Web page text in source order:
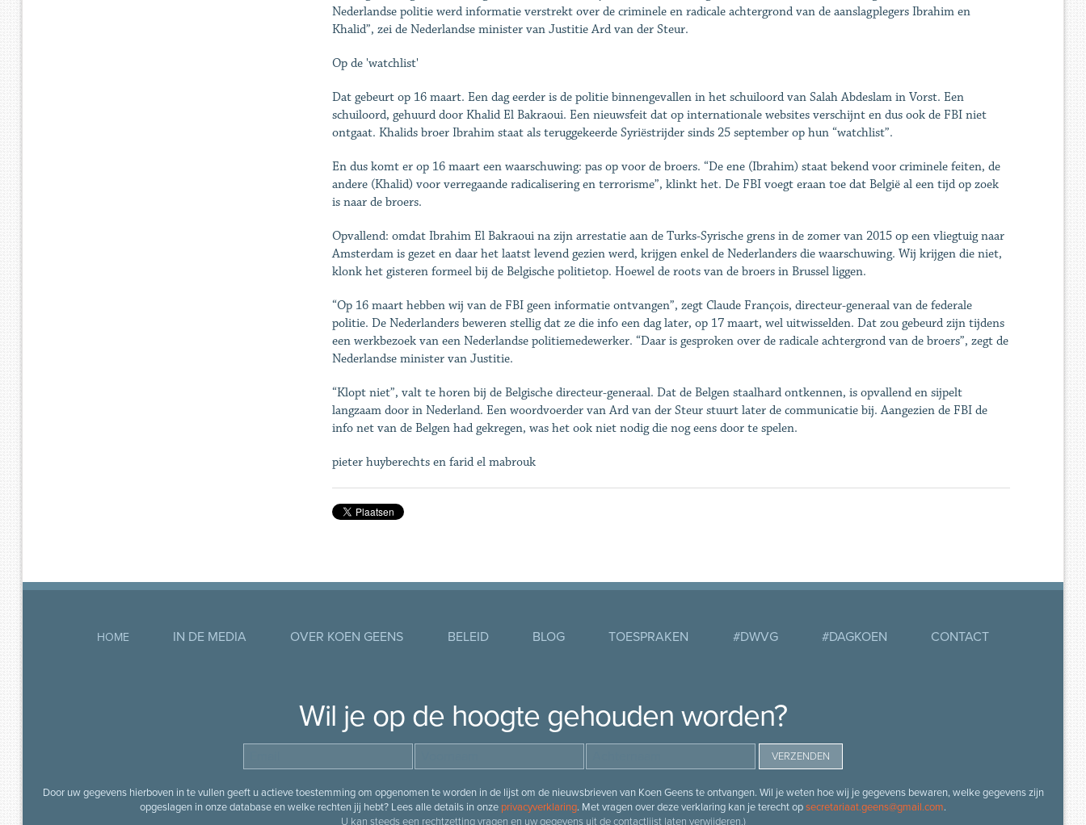
Nederlandse politie werd informatie verstrekt over de criminele en radicale achtergrond van de aanslagplegers Ibrahim en
Khalid”, zei de Nederlandse minister van Justitie Ard van der Steur.
Op de 'watchlist'
Dat gebeurt op 16 maart. Een dag eerder is de politie binnengevallen in het schuiloord van Salah Abdeslam in Vorst. Een
schuiloord, gehuurd door Khalid El Bakraoui. Een nieuwsfeit dat op internationale websites verschijnt en dus ook de FBI niet
ontgaat. Khalids broer Ibrahim staat als teruggekeerde Syriëstrijder sinds 25 september op hun ­“watchlist”.
En dus komt er op 16 maart een waarschuwing: pas op voor de broers. “De ene (Ibrahim) staat bekend voor criminele feiten, de
andere (Khalid) voor verregaande radicalisering en terrorisme”, klinkt het. De FBI voegt eraan toe dat België al een tijd op zoek
is naar de broers.
Opvallend: omdat Ibrahim El Bakraoui na zijn arrestatie aan de Turks-Syrische grens in de zomer van 2015 op een vliegtuig naar
Amsterdam is gezet en daar het laatst levend gezien werd, krijgen enkel de Nederlanders die waarschuwing. Wij krijgen die niet,
klonk het gisteren formeel bij de Belgische politietop. Hoewel de roots van de broers in Brussel liggen.
“Op 16 maart hebben wij van de FBI geen informatie ontvangen”, zegt Claude François, directeur-generaal van de federale
politie. De Nederlanders beweren stellig dat ze die info een dag later, op 17 maart, wel uitwisselden. Dat zou gebeurd zijn tijdens
een werkbezoek van een Nederlandse politiemedewerker. “Daar is gesproken over de radicale achtergrond van de broers”, zegt de
Nederlandse minister van Justitie.
“Klopt niet”, valt te horen bij de Belgische directeur-generaal. Dat de Belgen staalhard ontkennen, is opvallend en sijpelt
langzaam door in Nederland. Een woordvoerder van Ard van der Steur stuurt later de communicatie bij. Aangezien de FBI de
info net van de Belgen had gekregen, was het ook niet nodig die nog eens door te spelen.
pieter huyberechts en farid el mabrouk
HOME IN DE MEDIA OVER KOEN GEENS BELEID BLOG TOESPRAKEN #DWVG #DAGKOEN CONTACT
Wil je op de hoogte gehouden worden?
Door uw gegevens hierboven in te vullen geeft u actieve toestemming om opgenomen te worden in de lijst om de nieuwsbrieven van Koen Geens te ontvangen. Wil je weten hoe wij je gegevens bewaren, welke gegevens zijn
opgeslagen in onze database en welke rechten jij hebt? Lees alle details in onze privacyverklaring. Met vragen over deze verklaring kan je terecht opsecretariaat.geens@gmail.com.
U kan steeds een rechtzetting vragen en uw gegevens uit de contactlijst laten verwijderen.)